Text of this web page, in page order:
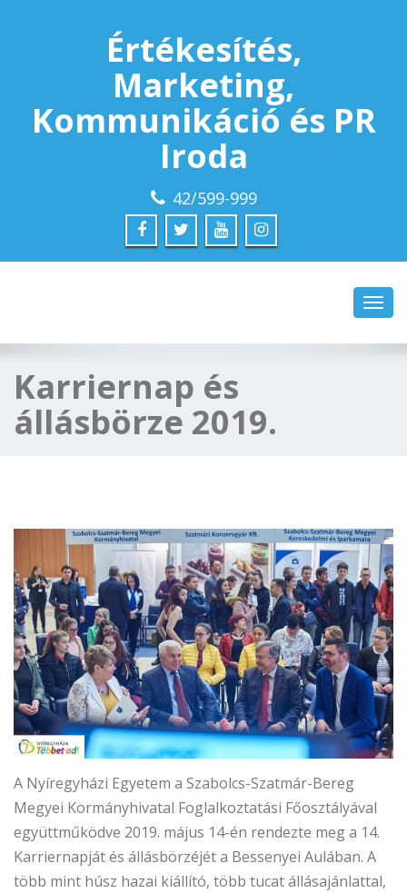
Értékesítés,
Marketing,
Kommunikáció és PR
Iroda
42/599-999
Karriernap és
állásbörze 2019.
A Nyíregyházi Egyetem a Szabolcs-Szatmár-Bereg
Megyei Kormányhivatal Foglalkoztatási Főosztályával
együttműködve 2019. május 14-én rendezte meg a 14.
Karriernapját és állásbörzéjét a Bessenyei Aulában. A
több mint húsz hazai kiállító, több tucat állásajánlattal,